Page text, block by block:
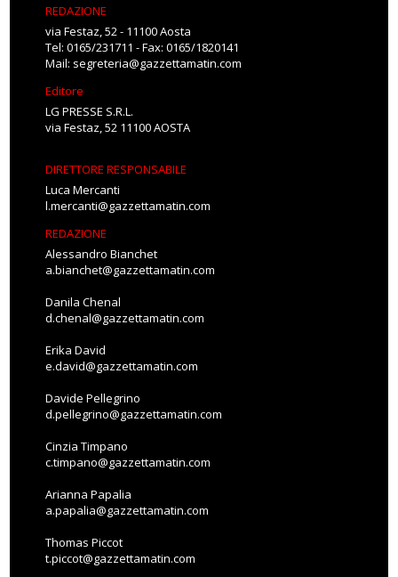
REDAZIONE
via Festaz, 52 - 11100 Aosta
Tel: 0165/231711 - Fax: 0165/1820141
Mail: segreteria@gazzettamatin.com
Editore
LG PRESSE S.R.L.
via Festaz, 52 11100 AOSTA
DIRETTORE RESPONSABILE
Luca Mercanti
l.mercanti@gazzettamatin.com
REDAZIONE
Alessandro Bianchet
a.bianchet@gazzettamatin.com
Danila Chenal
d.chenal@gazzettamatin.com
Erika David
e.david@gazzettamatin.com
Davide Pellegrino
d.pellegrino@gazzettamatin.com
Cinzia Timpano
c.timpano@gazzettamatin.com
Arianna Papalia
a.papalia@gazzettamatin.com
Thomas Piccot
t.piccot@gazzettamatin.com